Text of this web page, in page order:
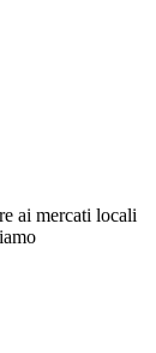
ai mercati locali